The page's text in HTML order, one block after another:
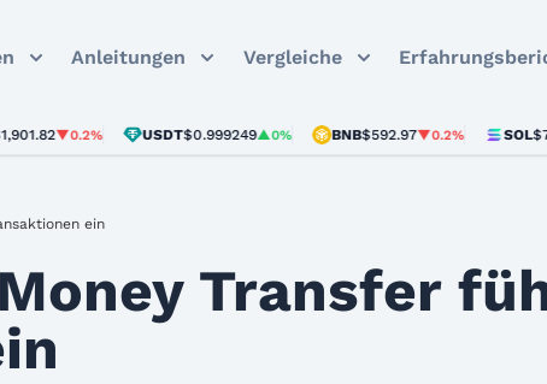
Anleitungen Vergleiche
▼0.2% USDT$0.999249▲0% BNB$592.97▼0.2% SOL $72.61
ein
Transfer